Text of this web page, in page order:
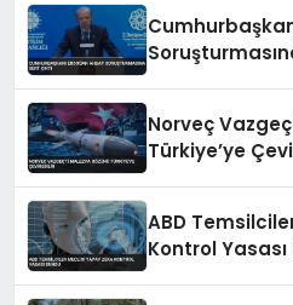
Norveç
Türkiye’ye
ABD
Kontrol